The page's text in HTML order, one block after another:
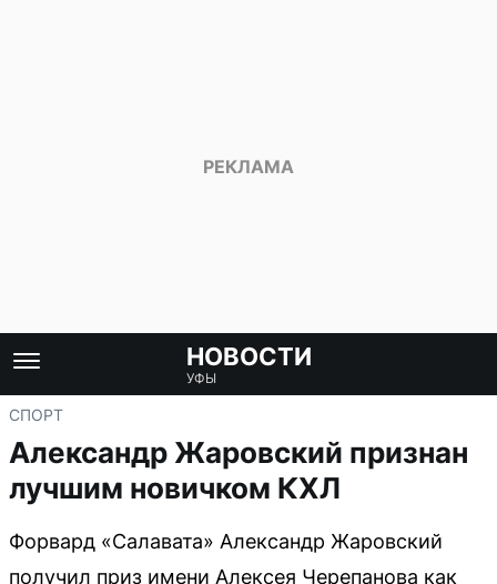
НОВОСТИ
УФЫ
СПОРТ
Александр Жаровский признан
лучшим новичком КХЛ
Форвард «Салавата» Александр Жаровский
получил приз имени Алексея Черепанова как